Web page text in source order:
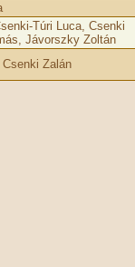
Túri Luca, Csenki
Jávorszky Zoltán
Zalán